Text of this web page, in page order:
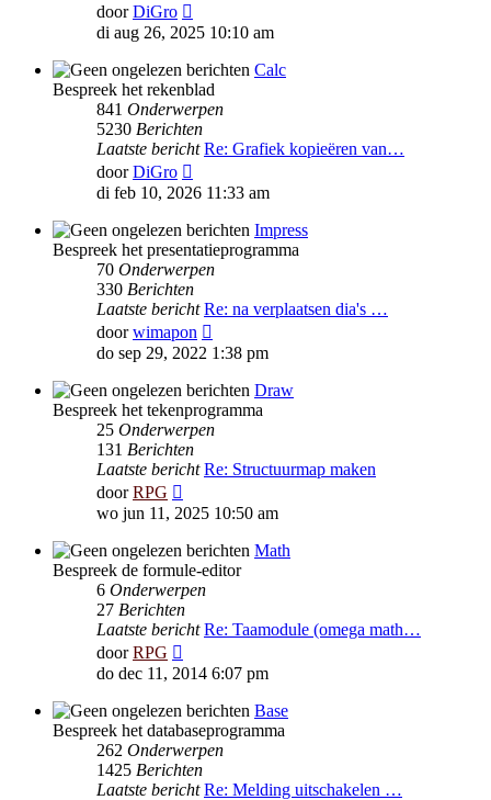
doorDiGro
laatste
di aug 26, 2025 10:10 am
Calc
Bespreek het rekenblad
841 Onderwerpen
5230 Berichten
Laatste bericht Re: Grafiek kopieëren van…
doorDiGro
laatste
di feb 10, 2026 11:33 am
Impress
Bespreek het presentatieprogramma
70 Onderwerpen
330 Berichten
Laatste bericht Re: na verplaatsen dia's …
doorwimapon
laatste
bericht
do sep 29, 2022 1:38 pm
Draw
Bespreek het tekenprogramma
25 Onderwerpen
131 Berichten
Laatste bericht Re: Structuurmap maken
doorRPG
laatste
wo jun 11, 2025 10:50 am
Math
Bespreek de formule-editor
6 Onderwerpen
27 Berichten
Laatste bericht Re: Taamodule (omega math…
doorRPG
laatste
do dec 11, 2014 6:07 pm
Base
Bespreek het databaseprogramma
262 Onderwerpen
1425 Berichten
Laatste bericht Re: Melding uitschakelen …